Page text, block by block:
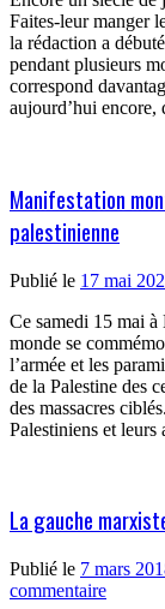
Faites-leur manger
la rédaction a
pendant plusieurs
correspond
aujourd’hui
Manifestation
palestinienne
Publié le 17 mai
Ce samedi 15 mai
monde se
l’armée et les
de la Palestine des
des massacres
Palestiniens et
La gauche
Publié le 7 mars
commentaire